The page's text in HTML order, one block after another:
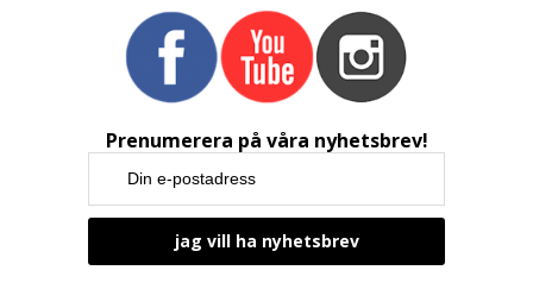
Prenumerera på våra nyhetsbrev!